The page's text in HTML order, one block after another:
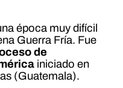
época muy difícil
Guerra Fría. Fue
de
iniciado en
(Guatemala).